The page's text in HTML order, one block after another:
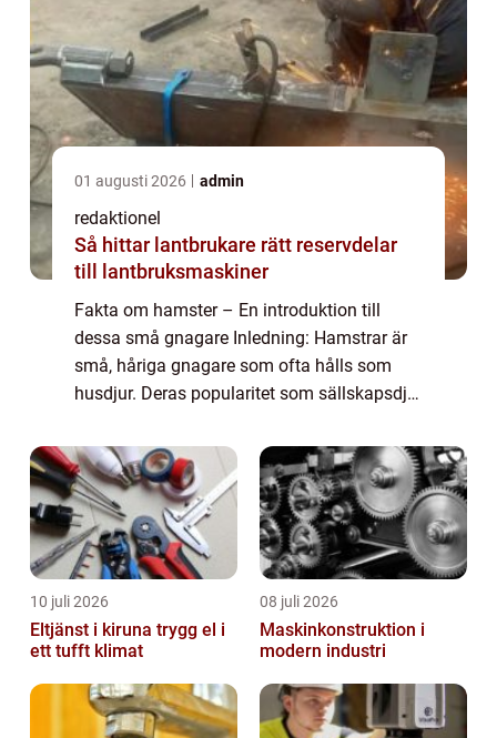
01 augusti 2026 admin
redaktionel
Så hittar lantbrukare rätt reservdelar
till lantbruksmaskiner
Fakta om hamster – En introduktion till
dessa små gnagare Inledning: Hamstrar är
små, håriga gnagare som ofta hålls som
husdjur. Deras popularitet som sällskapsdjur
vanligaste husdjuren. I denna artikel ...
10 juli 2026
Eltjänst i kiruna trygg el i
ett tufft klimat
08 juli 2026
Maskinkonstruktion i
modern industri